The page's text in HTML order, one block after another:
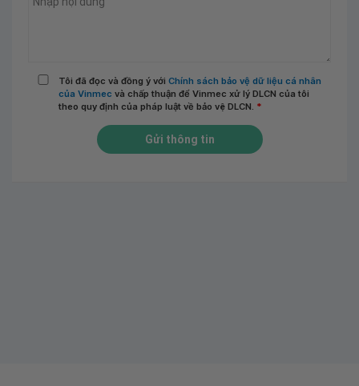
Tôi đã đọc và đồng ý với Chính sách bảo vệ dữ liệu cá nhân
của Vinmec và chấp thuận để Vinmec xử lý DLCN của tôi
theo quy định của pháp luật về bảo vệ DLCN. *
Gửi thông tin